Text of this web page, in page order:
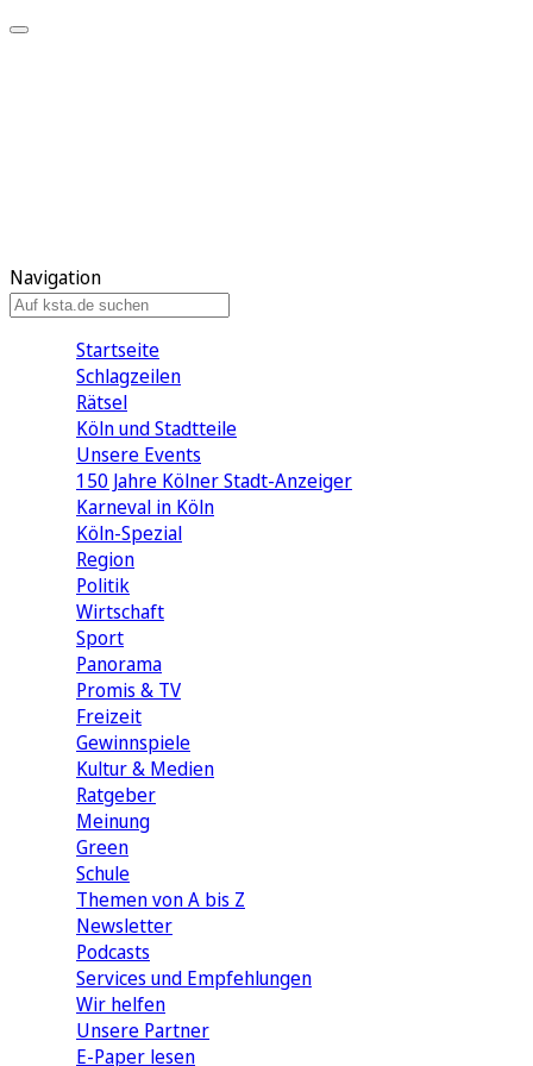
Navigation
Startseite
Schlagzeilen
Rätsel
Köln und Stadtteile
Unsere Events
150 Jahre Kölner Stadt-Anzeiger
Karneval in Köln
Köln-Spezial
Region
Politik
Wirtschaft
Sport
Panorama
Promis & TV
Freizeit
Gewinnspiele
Kultur & Medien
Ratgeber
Meinung
Green
Schule
Themen von A bis Z
Newsletter
Podcasts
Services und Empfehlungen
Wir helfen
Unsere Partner
E-Paper lesen